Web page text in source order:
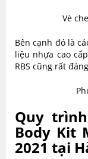
Vè
Bên cạnh đó là
liệu nhựa cao
RBS cũng rất
Quy
Body Kit
2021 tại